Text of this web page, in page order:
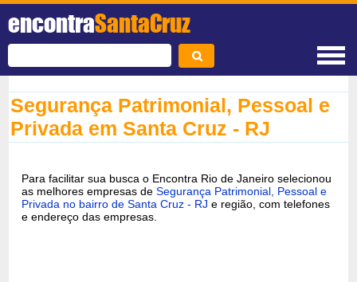
encontraSantaCruz
Segurança Patrimonial, Pessoal e
Privada em Santa Cruz - RJ
Para facilitar sua busca o Encontra Rio de Janeiro selecionou
as melhores empresas deSegurança Patrimonial, Pessoal e
Privada no bairro de Santa Cruz - RJ e região, com telefones
e endereço das empresas.